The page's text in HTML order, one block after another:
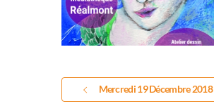
Mercredi 19 Décembre 2018